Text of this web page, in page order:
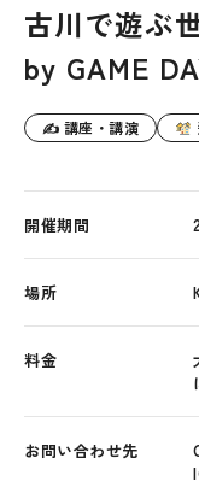
古川で遊ぶ
by GAME
✍ 講座・講演
開催期間
場所
料金
お問い合わせ先